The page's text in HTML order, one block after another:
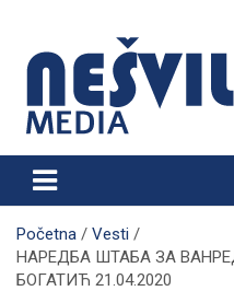
content
Nešvil Media
Početna
Vesti
НАРЕДБА ШТАБА ЗА
БОГАТИЋ 21.04.2020